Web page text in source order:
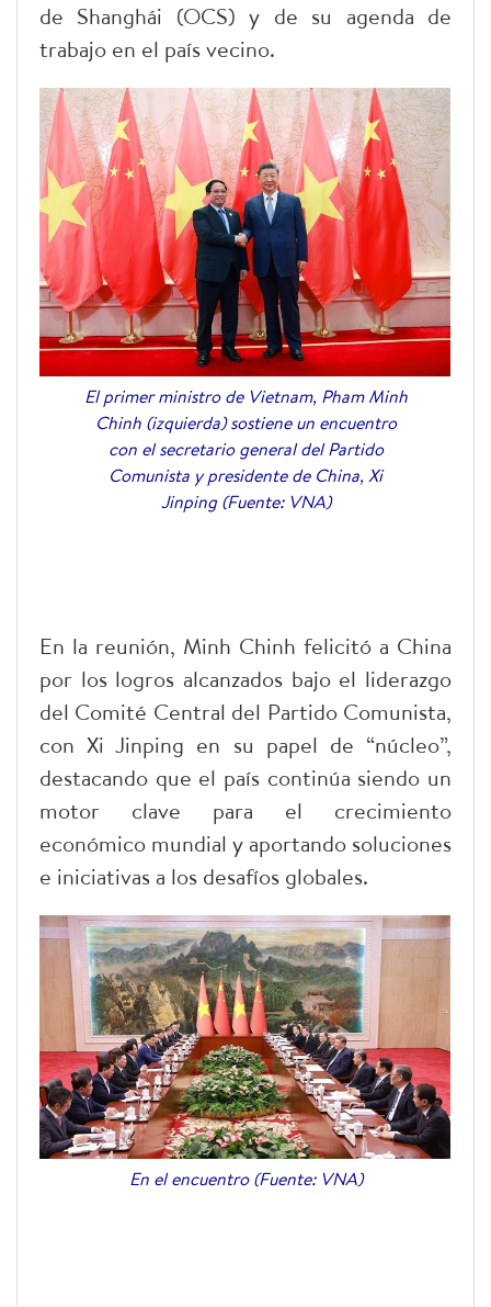
de Shanghái (OCS) y de su agenda de
trabajo en el país vecino.
El primer ministro de Vietnam, Pham Minh
Chinh (izquierda) sostiene un encuentro
con el secretario general del Partido
Comunista y presidente de China, Xi
Jinping (Fuente: VNA)
En la reunión, Minh Chinh felicitó a China
por los logros alcanzados bajo el liderazgo
del Comité Central del Partido Comunista,
con Xi Jinping en su papel de “núcleo”,
destacando que el país continúa siendo un
motor clave para el crecimiento
económico mundial y aportando soluciones
e iniciativas a los desafíos globales.
En el encuentro (Fuente: VNA)